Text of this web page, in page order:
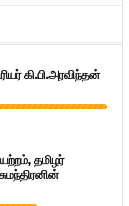
கி.பி.அரவிந்தன்
தமிழர்